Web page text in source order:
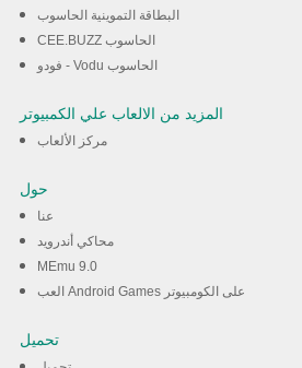
البطاقة التموينية الحاسوب
CEE.BUZZ الحاسوب
فودو - Vodu الحاسوب
المزيد من الالعاب علي الكمبيوتر
مركز الألعاب
حول
عنا
محاكي أندرويد
MEmu 9.0
العب Android Games على الكومبيوتر
تحميل